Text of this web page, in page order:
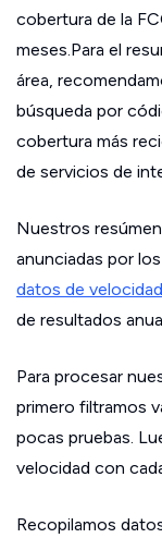
cobertura de la
meses.Para el
área,
búsqueda por
cobertura más
de servicios de
Nuestros
anunciadas por
datos de velocidad
de resultados
Para procesar
primero filtramos
pocas pruebas.
velocidad con
Recopilamos